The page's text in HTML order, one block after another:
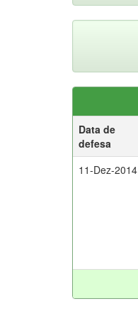
Data de
defesa
11-Dez-2014